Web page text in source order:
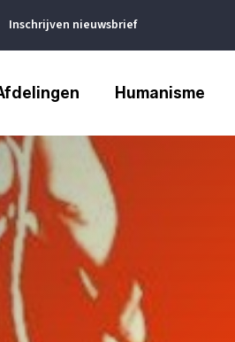
Inschrijven nieuwsbrief
Humanisme